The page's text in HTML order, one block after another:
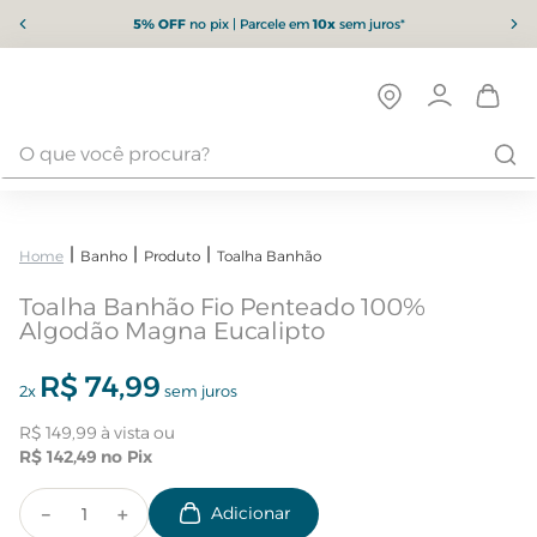
5% OFFno pix | Parcele em10xsem juros*
Banho Produto Toalha Banhão
Toalha Banhão Fio Penteado 100%
Algodão Magna Eucalipto
2x R$ 74,99 sem juros
R$ 149,99
R$ 142,49
＋
－